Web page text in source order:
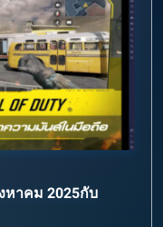
หาคม 2025กับ